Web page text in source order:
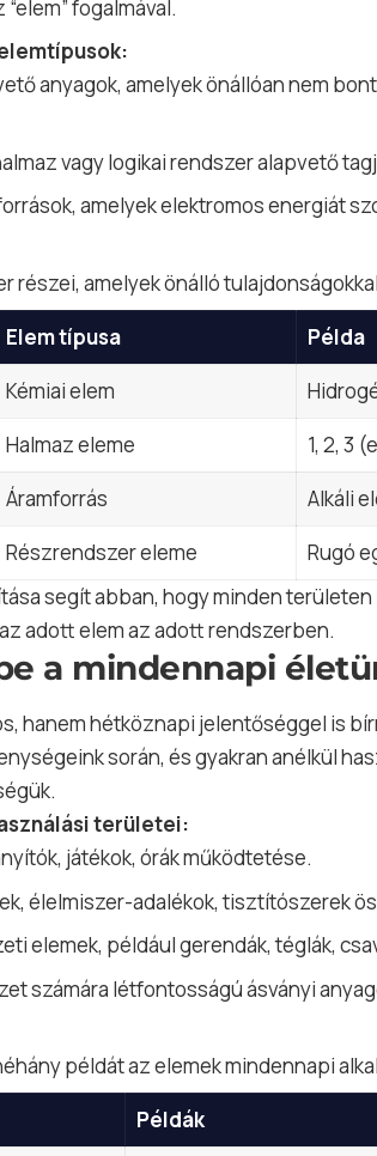
fogalmával.
anyagok, amelyek önállóan nem
vagy logikai rendszer alapvető
amelyek elektromos energiát
részei, amelyek önálló
Elem típusa
Példa
Kémiai elem
Halmaz eleme
1, 2, 3
Áramforrás
Alkáli
Részrendszer eleme
Rugó
segít abban, hogy minden
adott elem az adott rendszerben.
a mindennapi
hanem hétköznapi jelentőséggel is
során, és gyakran anélkül
területei:
játékok, órák működtetése.
élelmiszer-adalékok, tisztítószerek
elemek, például gerendák, téglák,
számára létfontosságú ásványi
példát az elemek mindennapi
Példák